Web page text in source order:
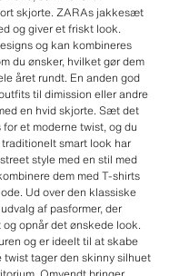
skjorte. ZARAs jakkesæt
og giver et friskt look.
og kan kombineres
du ønsker, hvilket gør dem
året rundt. En anden god
til dimission eller andre
en hvid skjorte. Sæt det
et moderne twist, og du
smart look har
style med en stil med
dem med T-shirts
Ud over den klassiske
af pasformer, der
opnår det ønskede look.
og er ideelt til at skabe
twist tager den skinny silhuet